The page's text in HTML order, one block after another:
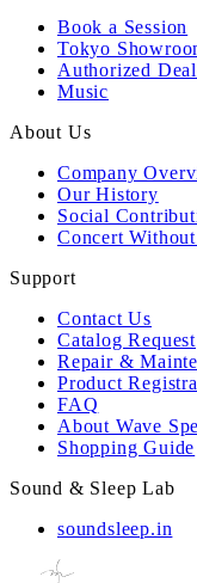
Book a Session
Tokyo
Authorized
Music
About Us
Company
Our History
Social
Concert
Support
Contact Us
Catalog Request
Repair &
Product
FAQ
About Wave
Shopping Guide
Sound & Sleep Lab
soundsleep.in